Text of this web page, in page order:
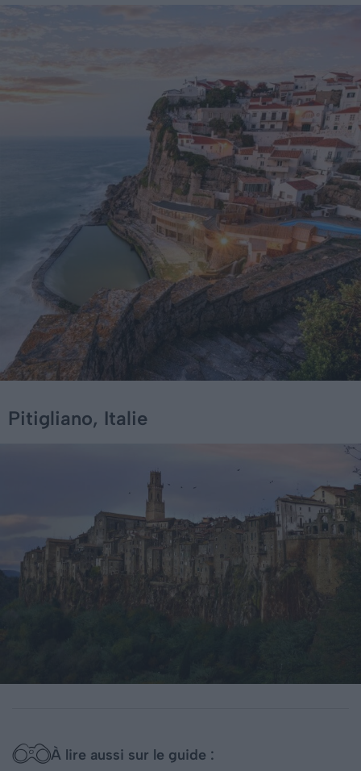
Pitigliano, Italie
À lire aussi sur le guide :